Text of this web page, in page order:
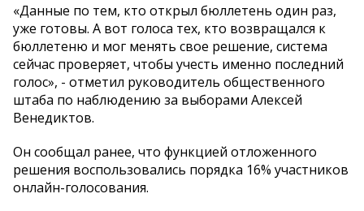
«Данные по тем, кто открыл бюллетень один раз,
уже готовы. А вот голоса тех, кто возвращался к
бюллетеню и мог менять свое решение, система
сейчас проверяет, чтобы учесть именно последний
голос», - отметил руководитель общественного
штаба по наблюдению за выборами Алексей
Венедиктов.
Он сообщал ранее, что функцией отложенного
решения воспользовались порядка 16% участников
онлайн-голосования.